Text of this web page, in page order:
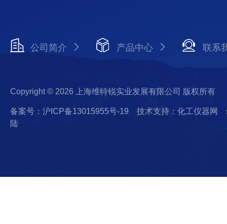
公司简介 产品中心 联系
Copyright © 2026 上海维特锐实业发展有限公司 版权所有
备案号：沪ICP备13015955号-19 技术支持：化工仪器网
陆